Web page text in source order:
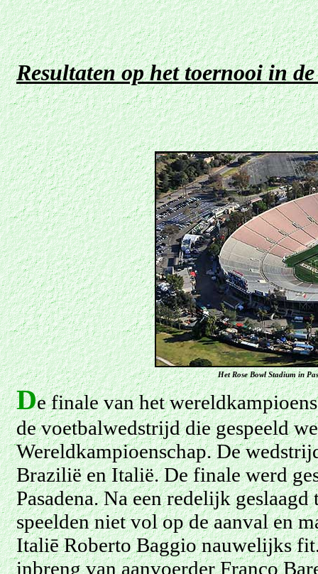
Resultaten op het toernooi in
Het Rose BowlStadiumin
De finale van het
de voetbalwedstrijd die gespeeld
Wereldkampioenschap. De
Brazilië en Italië. De finale werd
Pasadena. Na een redelijk
speelden niet vol op de aanval en
Italiē Roberto Baggio nauwelijks
inbreng van aanvoerder Franco